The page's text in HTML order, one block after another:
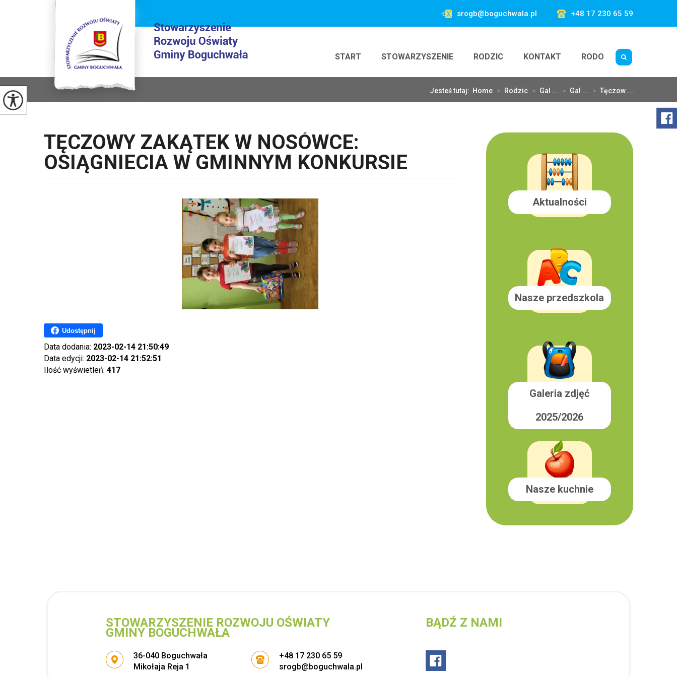
srogb@boguchwala.pl +48 17 230 65 59
START STOWARZYSZENIE RODZIC KONTAKT RODO
Jesteś tutaj: Home > Rodzic > Gal ... > Gal ... > Tęczow ...
TĘCZOWY ZAKĄTEK W NOSÓWCE:
OSIĄGNIECIA W GMINNYM KONKURSIE
Udostępnij
Data dodania: 2023-02-14 21:50:49
Data edycji: 2023-02-14 21:52:51
Ilość wyświetleń: 417
Aktualności
Nasze przedszkola
Galeria zdjęć
2025/2026
Nasze kuchnie
STOWARZYSZENIE ROZWOJU OŚWIATY
GMINY BOGUCHWAŁA
Adres pocztowy:
36-040 Boguchwała
Mikołaja Reja 1
+48 17 230 65 59
srogb@boguchwala.pl
BĄDŹ Z NAMI